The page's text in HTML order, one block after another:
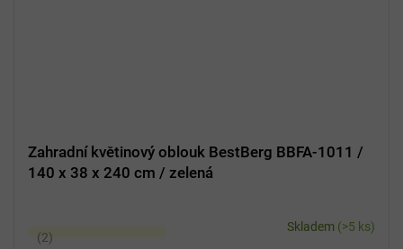
Zahradní květinový oblouk BestBerg BBFA-1011 /
140 x 38 x 240 cm / zelená
Průměrné
Skladem (>5 ks)